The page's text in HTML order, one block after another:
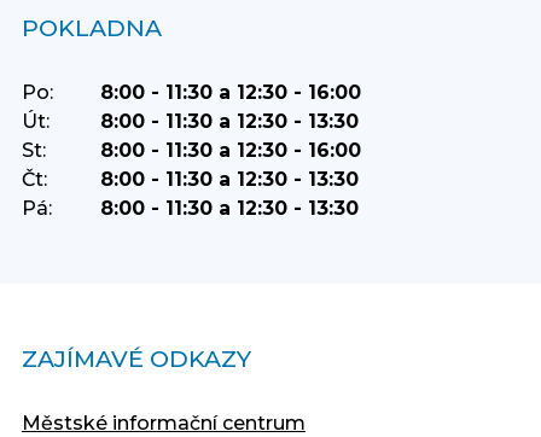
POKLADNA
Po:
8:00 - 11:30 a 12:30 - 16:00
Út:
8:00 - 11:30 a 12:30 - 13:30
St:
8:00 - 11:30 a 12:30 - 16:00
Čt:
8:00 - 11:30 a 12:30 - 13:30
Pá:
8:00 - 11:30 a 12:30 - 13:30
ZAJÍMAVÉ ODKAZY
Městské informační centrum